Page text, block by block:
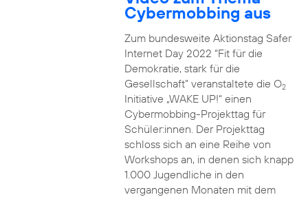
Cybermobbing aus
Zum bundesweite Aktionstag Safer
Internet Day 2022 “Fit für die
Demokratie, stark für die
Gesellschaft” veranstaltete die O2
Initiative „WAKE UP!“ einen
Cybermobbing-Projekttag für
Schüler:innen. Der Projekttag
schloss sich an eine Reihe von
Workshops an, in denen sich knapp
1.000 Jugendliche in den
vergangenen Monaten mit dem